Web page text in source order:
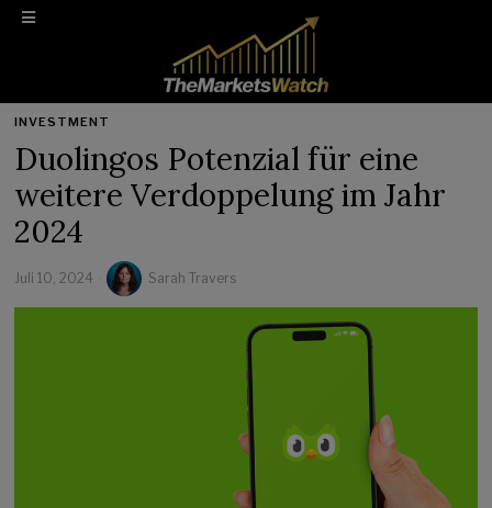
INVESTMENT
Duolingos Potenzial für eine
weitere Verdoppelung im Jahr
2024
Juli 10, 2024 Sarah Travers